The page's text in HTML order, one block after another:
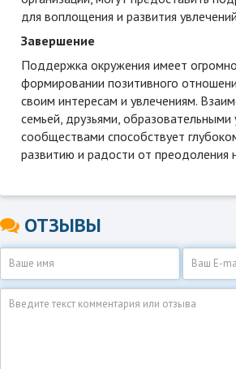
для воплощения и развития
Завершение
Поддержка окружения имеет
формировании позитивного
своим интересам и увлечениям.
семьей, друзьями,
сообществами способствует
развитию и радости от преодоления
ОТЗЫВЫ